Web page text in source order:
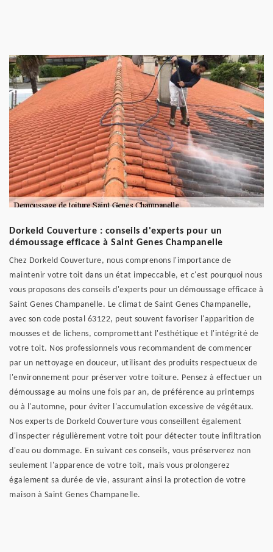
Dorkeld Couverture : conseils d'experts pour un
démoussage efficace à Saint Genes Champanelle
Chez Dorkeld Couverture, nous comprenons l'importance de
maintenir votre toit dans un état impeccable, et c'est pourquoi nous
vous proposons des conseils d'experts pour un démoussage efficace à
Saint Genes Champanelle. Le climat de Saint Genes Champanelle,
avec son code postal 63122, peut souvent favoriser l'apparition de
mousses et de lichens, compromettant l'esthétique et l'intégrité de
votre toit. Nos professionnels vous recommandent de commencer
par un nettoyage en douceur, utilisant des produits respectueux de
l'environnement pour préserver votre toiture. Pensez à effectuer un
démoussage au moins une fois par an, de préférence au printemps
ou à l'automne, pour éviter l'accumulation excessive de végétaux.
Nos experts de Dorkeld Couverture vous conseillent également
d'inspecter régulièrement votre toit pour détecter toute infiltration
d'eau ou dommage. En suivant ces conseils, vous préserverez non
seulement l'apparence de votre toit, mais vous prolongerez
également sa durée de vie, assurant ainsi la protection de votre
maison à Saint Genes Champanelle.